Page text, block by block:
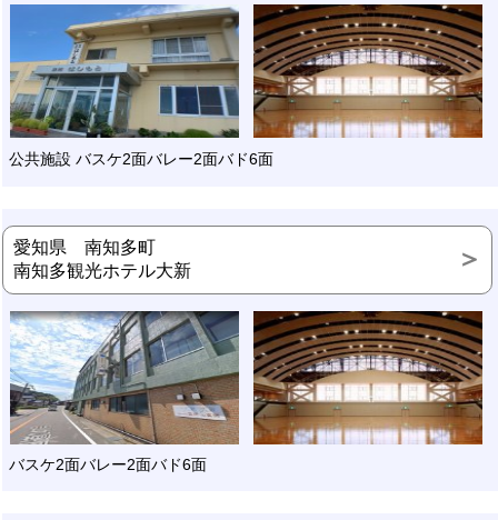
公共施設 バスケ2面バレー2面バド6面
愛知県 南知多町
南知多観光ホテル大新
バスケ2面バレー2面バド6面